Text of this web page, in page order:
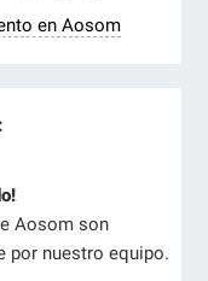
en Aosom
Aosom son
por nuestro equipo.